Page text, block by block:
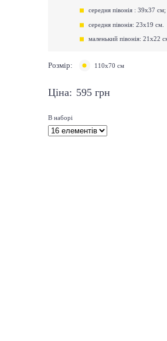
середня півонія : 39х37 см;
середня півонія: 23х19 см.
маленький півонія: 21х22
Розмір: 110х70 см
Ціна: 595 грн
В наборі